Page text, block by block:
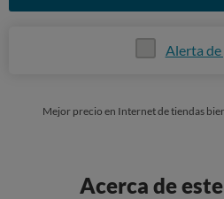
Alerta de
Mejor precio en Internet de tiendas
Acerca de